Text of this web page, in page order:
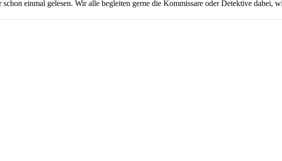
einmal gelesen. Wir alle begleiten gerne die Kommissare oder Detektive dabei,